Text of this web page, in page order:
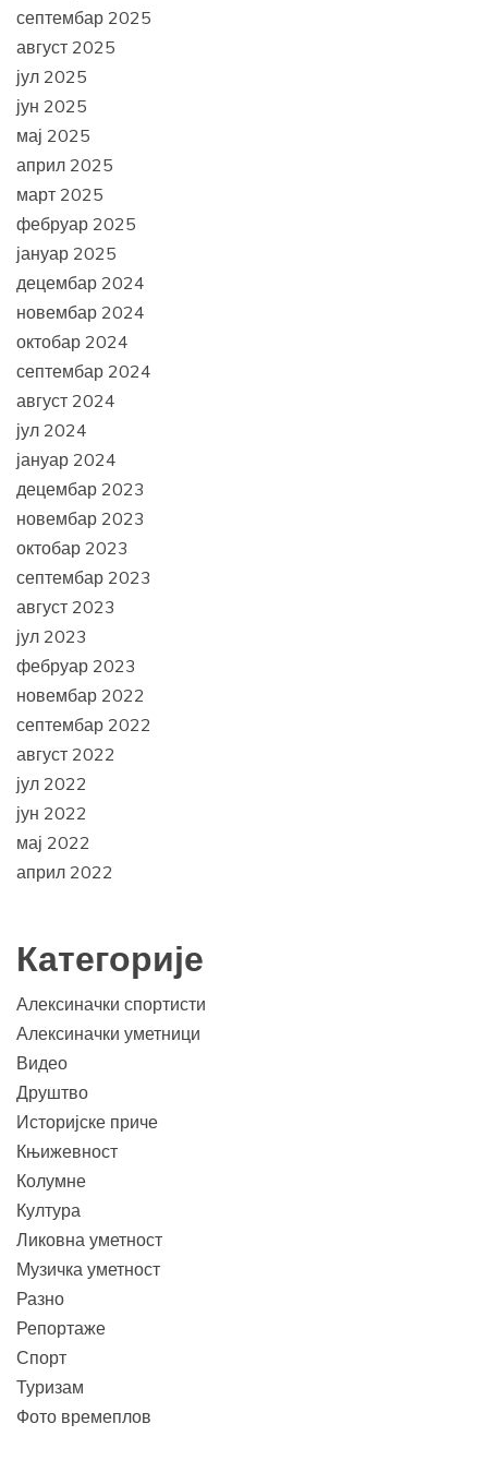
септембар 2025
август 2025
јул 2025
јун 2025
мај 2025
април 2025
март 2025
фебруар 2025
јануар 2025
децембар 2024
новембар 2024
октобар 2024
септембар 2024
август 2024
јул 2024
јануар 2024
децембар 2023
новембар 2023
октобар 2023
септембар 2023
август 2023
јул 2023
фебруар 2023
новембар 2022
септембар 2022
август 2022
јул 2022
јун 2022
мај 2022
април 2022
Категорије
Алексиначки спортисти
Алексиначки уметници
Видео
Друштво
Историјске приче
Књижевност
Колумне
Култура
Ликовна уметност
Музичка уметност
Разно
Репортаже
Спорт
Туризам
Фото времеплов